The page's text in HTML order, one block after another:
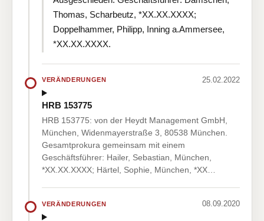
Thomas, Scharbeutz, *XX.XX.XXXX;
Doppelhammer, Philipp, Inning a.Ammersee,
*XX.XX.XXXX.
VERÄNDERUNGEN 25.02.2022
HRB 153775
HRB 153775: von der Heydt Management GmbH,
München, Widenmayerstraße 3, 80538 München.
Gesamtprokura gemeinsam mit einem
Geschäftsführer: Hailer, Sebastian, München,
*XX.XX.XXXX; Härtel, Sophie, München, *XX…
VERÄNDERUNGEN 08.09.2020